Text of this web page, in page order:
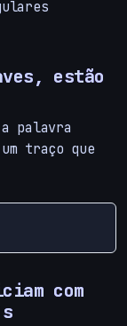
estão
palavra
traço que
com